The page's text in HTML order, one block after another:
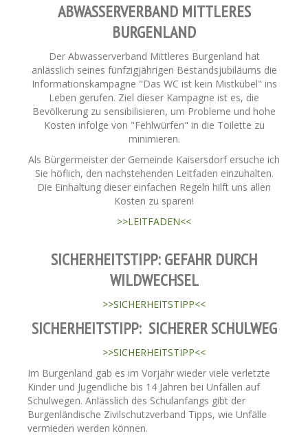
ABWASSERVERBAND MITTLERES
BURGENLAND
Der Abwasserverband Mittleres Burgenland hat
anlässlich seines fünfzigjährigen Bestandsjubiläums die
Informationskampagne "Das WC ist kein Mistkübel" ins
Leben gerufen. Ziel dieser Kampagne ist es, die
Bevölkerung zu sensibilisieren, um Probleme und hohe
Kosten infolge von "Fehlwürfen" in die Toilette zu
minimieren.
Als Bürgermeister der Gemeinde Kaisersdorf ersuche ich
Sie höflich, den nachstehenden Leitfaden einzuhalten.
Die Einhaltung dieser einfachen Regeln hilft uns allen
Kosten zu sparen!
>>LEITFADEN<<
SICHERHEITSTIPP: GEFAHR DURCH
WILDWECHSEL
>>SICHERHEITSTIPP<<
SICHERHEITSTIPP: SICHERER SCHULWEG
>>SICHERHEITSTIPP<<
Im Burgenland gab es im Vorjahr wieder viele verletzte
Kinder und Jugendliche bis 14 Jahren bei Unfällen auf
Schulwegen. Anlässlich des Schulanfangs gibt der
Burgenländische Zivilschutzverband Tipps, wie Unfälle
vermieden werden können.